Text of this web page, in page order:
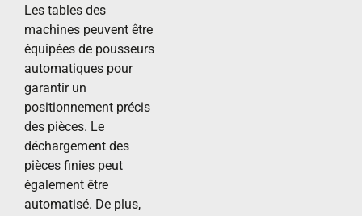
Les tables des
machines peuvent être
équipées de pousseurs
automatiques pour
garantir un
positionnement précis
des pièces. Le
déchargement des
pièces finies peut
également être
automatisé. De plus,